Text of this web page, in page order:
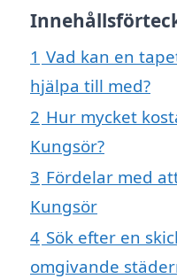
1 Vad kan en
hjälpa till med?
2 Hur mycket
Kungsör?
3 Fördelar med
Kungsör
4 Sök efter en
omgivande